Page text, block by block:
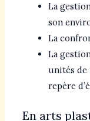
La
son
La
La
unités de
repère
En arts